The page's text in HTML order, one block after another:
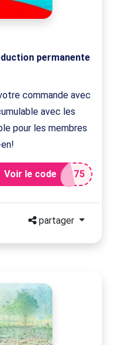
permanente
commande avec
avec les
pour les membres
Voir le code 275
partager